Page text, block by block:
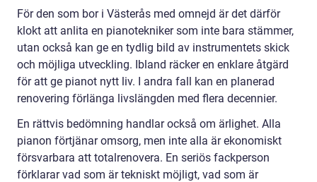
För den som bor i Västerås med omnejd är det därför
klokt att anlita en pianotekniker som inte bara stämmer,
utan också kan ge en tydlig bild av instrumentets skick
och möjliga utveckling. Ibland räcker en enklare åtgärd
för att ge pianot nytt liv. I andra fall kan en planerad
renovering förlänga livslängden med flera decennier.
En rättvis bedömning handlar också om ärlighet. Alla
pianon förtjänar omsorg, men inte alla är ekonomiskt
försvarbara att totalrenovera. En seriös fackperson
förklarar vad som är tekniskt möjligt, vad som är